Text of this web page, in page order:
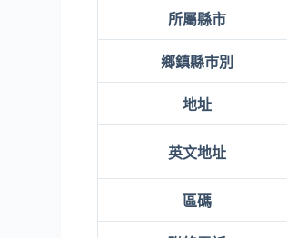
所屬縣市
鄉鎮縣市別
地址
英文地址
區碼